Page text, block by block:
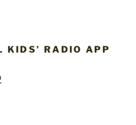
RADIO APP